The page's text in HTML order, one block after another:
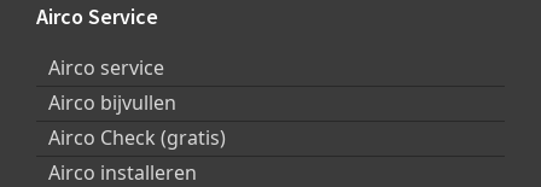
Footer
Airco Service
Airco service
Airco bijvullen
Airco Check (gratis)
Airco installeren